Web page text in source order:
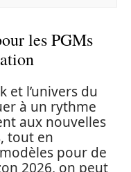
les PGMs
et l’univers du
à un rythme
aux nouvelles
tout en
pour de
2026, on peut